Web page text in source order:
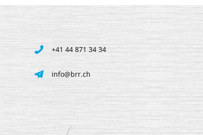
+41 44 871 34 34
info@brr.ch